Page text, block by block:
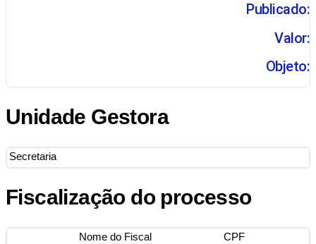
Publicado:
Valor:
Objeto:
Unidade Gestora
Secretaria
Fiscalização do processo
Nome do Fiscal CPF